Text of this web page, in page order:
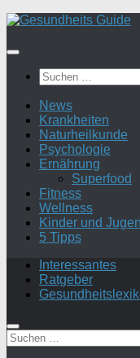
Suchen
nach:
News
Krankheiten
Naturheilkunde
Psychologie
Ernährung
Superfood
Fitness
Wellness
Kinder und
5 Tipps
Interessantes
Ratgeber
Suchen
nach: